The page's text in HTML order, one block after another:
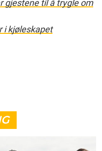
gjestene til å trygle om
i kjøleskapet